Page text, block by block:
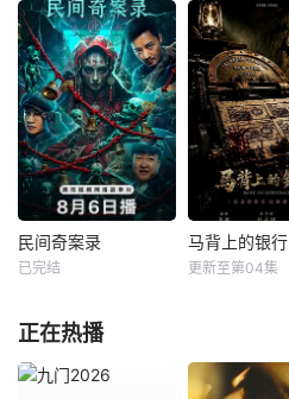
民间奇案录
已完结
马背上的银行
更新至第04集
正在热播